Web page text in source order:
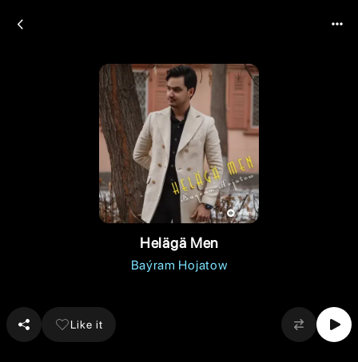
Helägä Men
Baýram Hojatow
Like it